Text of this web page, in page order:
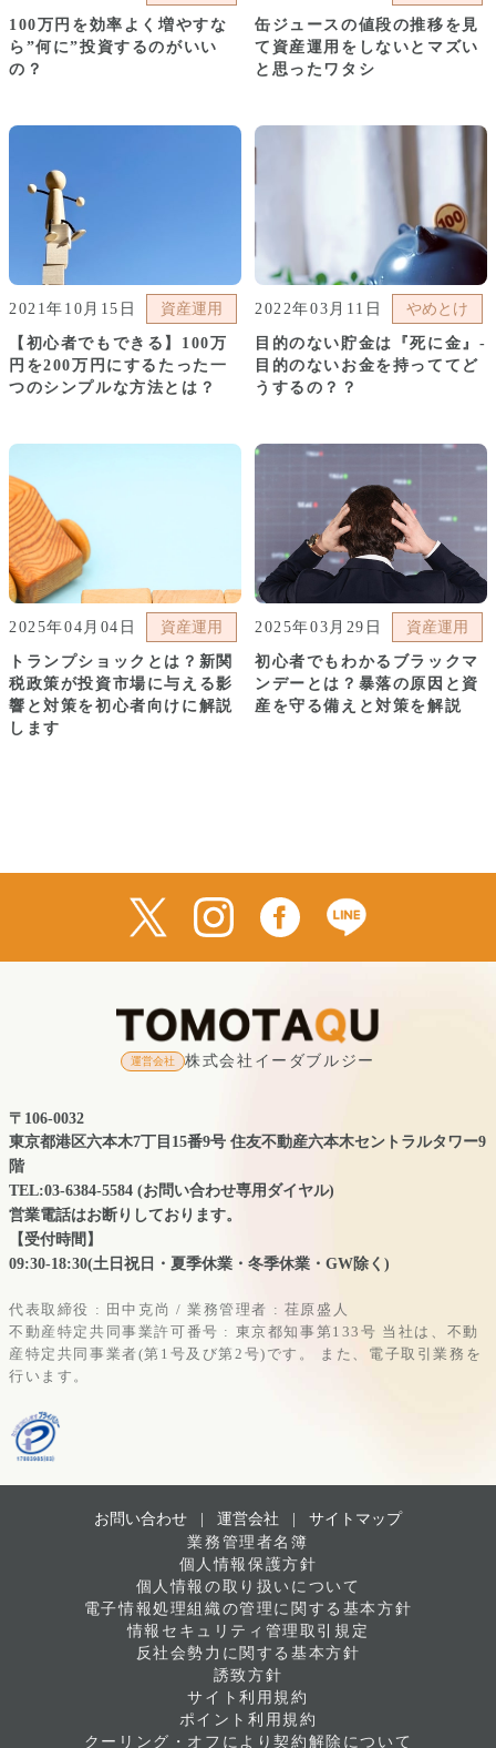
100万円を効率よく増やすな
ら”何に”投資するのがいい
の？
缶ジュースの値段の推移を見
て資産運用をしないとマズい
と思ったワタシ
2021年10月15日 資産運用
【初心者でもできる】100万
円を200万円にするたった一
つのシンプルな方法とは？
2022年03月11日 やめとけ
目的のない貯金は『死に金』-
目的のないお金を持っててど
うするの？？
2025年04月04日 資産運用
トランプショックとは？新関
税政策が投資市場に与える影
響と対策を初心者向けに解説
します
2025年03月29日 資産運用
初心者でもわかるブラックマ
ンデーとは？暴落の原因と資
産を守る備えと対策を解説
運営会社 株式会社イーダブルジー
〒106-0032
東京都港区六本木7丁目15番9号 住友不動産六本木セントラルタワー9
階
TEL:03-6384-5584 (お問い合わせ専用ダイヤル)
営業電話はお断りしております。
【受付時間】
09:30-18:30(土日祝日・夏季休業・冬季休業・GW除く)
代表取締役 : 田中克尚 / 業務管理者 : 荏原盛人
不動産特定共同事業許可番号 : 東京都知事第133号 当社は、不動
産特定共同事業者(第1号及び第2号)です。
また、電子取引業務を
行います。
お問い合わせ | 運営会社
サイトマップ
業務管理者名簿
個人情報保護方針
個人情報の取り扱いについて
電子情報処理組織の管理に関する基本方針
情報セキュリティ管理取引規定
反社会勢力に関する基本方針
誘致方針
サイト利用規約
ポイント利用規約
クーリング・オフにより契約解除について